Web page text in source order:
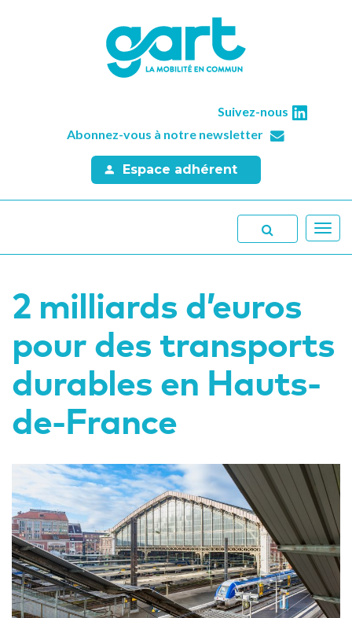
Suivez-nous
Abonnez-vous à notre newsletter
Espace adhérent
2 milliards d’euros
pour des transports
durables en Hauts-
de-France